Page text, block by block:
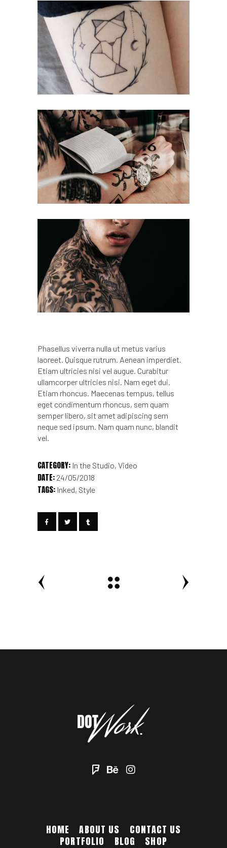
Phasellus viverra nulla ut metus varius
laoreet. Quisque rutrum. Aenean imperdiet.
Etiam ultricies nisi vel augue. Curabitur
ullamcorper ultricies nisi. Nam eget dui.
Etiam rhoncus. Maecenas tempus, tellus
eget condimentum rhoncus, sem quam
semper libero, sit amet adipiscing sem
neque sed ipsum. Nam quam nunc, blandit
vel.
CATEGORY: In the Studio Video
DATE: 24/05/2018
TAGS: Inked Style
HOME ABOUT US
CONTACT US
PORTFOLIO
BLOG SHOP